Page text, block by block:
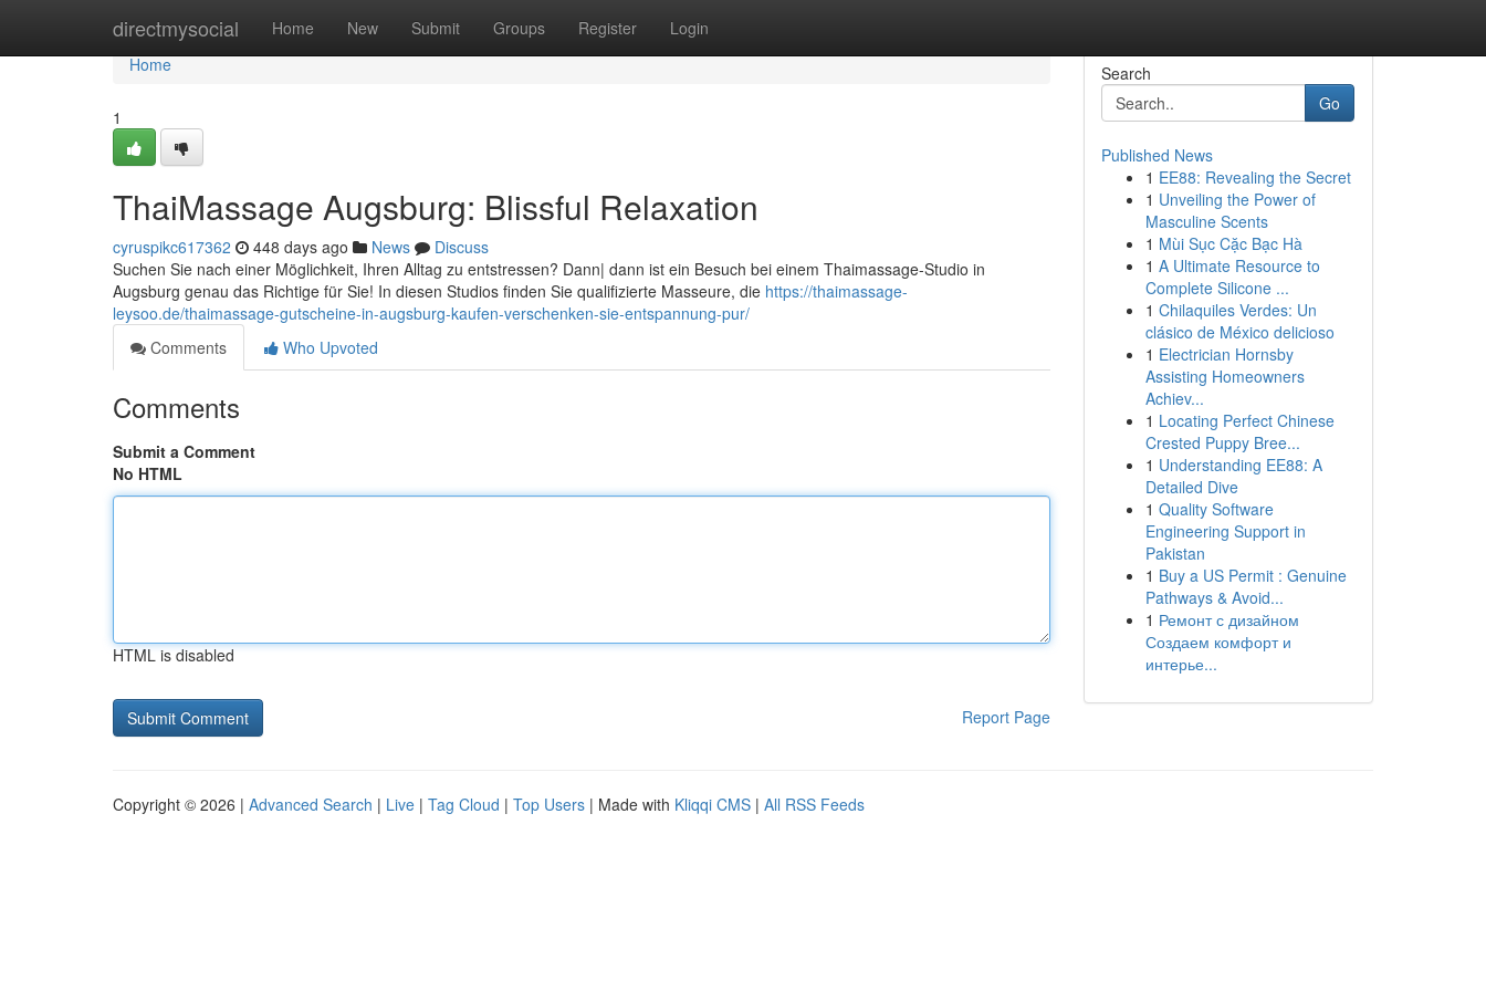
directmysocial Home New Submit Groups Register Login
Home
Home
1
ThaiMassage Augsburg: Blissful Relaxation
cyruspikc617362 448 days ago News
Discuss
Suchen Sie nach einer Möglichkeit, Ihren Alltag zu entstressen? Dann| dann ist ein Besuch bei einem Thaimassage-Studio in
Augsburg genau das Richtige für Sie! In diesen Studios finden Sie qualifizierte Masseure, die https://thaimassage-
leysoo.de/thaimassage-gutscheine-in-augsburg-kaufen-verschenken-sie-entspannung-pur/
Comments
Who Upvoted
Comments
Submit a Comment
No HTML
HTML is disabled
Report Page
Search
Go
Published News
1 EE88: Revealing the Secret
1 Unveiling the Power of
Masculine Scents
1 Mùi Sục Cặc Bạc Hà
1 A Ultimate Resource to
Complete Silicone ...
1 Chilaquiles Verdes: Un
clásico de México delicioso
1 Electrician Hornsby
Assisting Homeowners
Achiev...
1 Locating Perfect Chinese
Crested Puppy Bree...
1 Understanding EE88: A
Detailed Dive
1 Quality Software
Engineering Support in
Pakistan
1 Buy a US Permit : Genuine
Pathways & Avoid...
1 Ремонт с дизайном
Создаем комфорт и
интерье...
Copyright © 2026 | Advanced Search | Live | Tag Cloud | Top Users | Made with Kliqqi CMS | All RSS Feeds